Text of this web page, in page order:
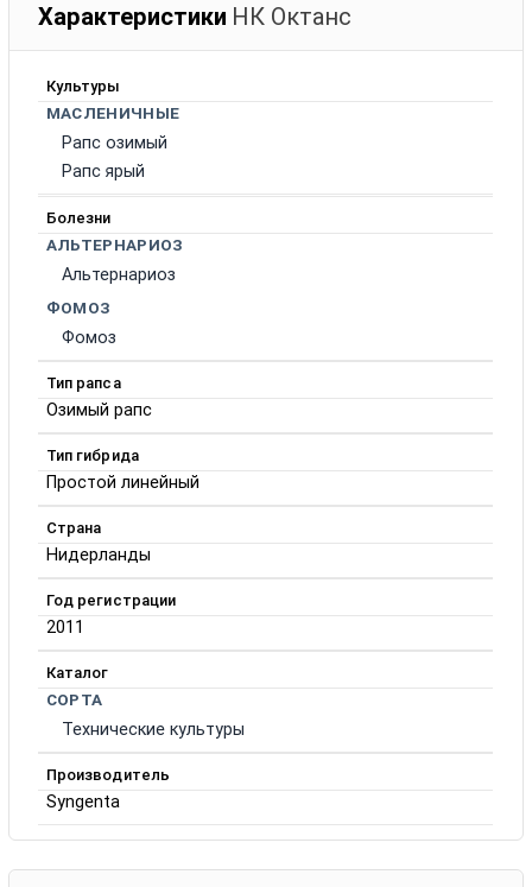
Характеристики НК Октанc
Культуры
МАСЛЕНИЧНЫЕ
Рапс озимый
Рапс ярый
Болезни
АЛЬТЕРНАРИОЗ
Альтернариоз
ФОМОЗ
Фомоз
Тип рапса
Озимый рапс
Тип гибрида
Простой линейный
Страна
Нидерланды
Год регистрации
2011
Каталог
СОРТА
Технические культуры
Производитель
Syngenta